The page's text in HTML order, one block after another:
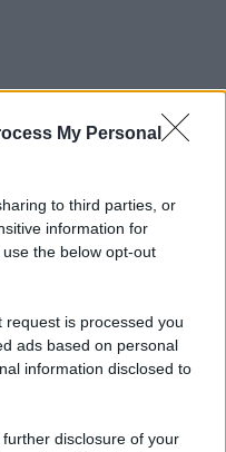
My Personal
to third parties, or
information for
the below opt-out
is processed you
ads based on personal
information disclosed to
disclosure of your
via e-mail